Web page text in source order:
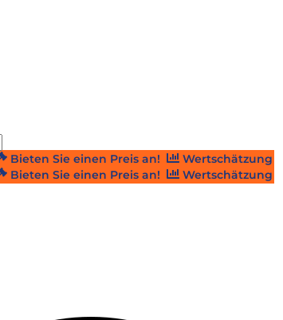
Bieten Sie einen Preis an!
Wertschätzung
Bieten Sie einen Preis an! Wertschätzung